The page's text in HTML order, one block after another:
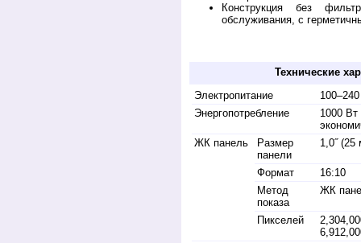
Конструкция без
обслуживания, с
Технические
Электропитание
Энергопотребление
1000
ЖК панель
Размер
панели
1,0˝ (25
Формат
16:10
Метод
показа
ЖК
Пикселей